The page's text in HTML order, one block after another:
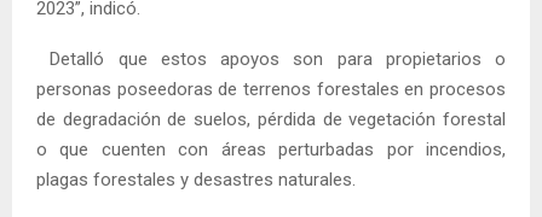
2023”, indicó.
Detalló que estos apoyos son para propietarios o
personas poseedoras de terrenos forestales en procesos
de degradación de suelos, pérdida de vegetación forestal
o que cuenten con áreas perturbadas por incendios,
plagas forestales y desastres naturales.